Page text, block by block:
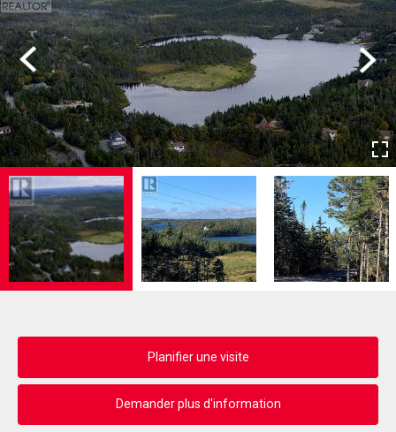
Previous Next
Planifier une visite
Demander plus d'information